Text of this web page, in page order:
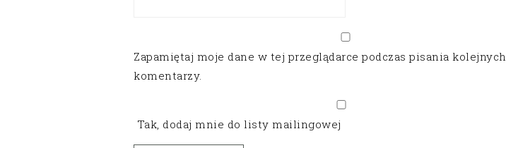
Zapamiętaj moje dane w tej przeglądarce podczas pisania kolejnych
komentarzy.
Tak, dodaj mnie do listy mailingowej